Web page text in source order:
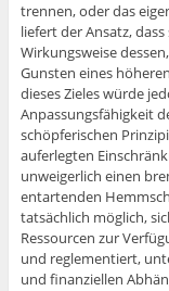
trennen, oder das
liefert der Ansatz,
Wirkungsweise
Gunsten eines
dieses Zieles würde
Anpassungsfähigkeit
schöpferischen
auferlegten
unweigerlich einen
entartenden
tatsächlich möglich,
Ressourcen zur
und reglementiert,
und finanziellen